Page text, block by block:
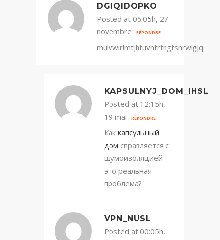
DGIQIDOPKO
Posted at 06:05h, 27
novembre
RÉPONDRE
mulvwirimtjhtuvhtrtngtsnrwlgjq
KAPSULNYJ_DOM_IHSL
Posted at 12:15h,
19 mai
RÉPONDRE
Как капсульный
дом справляется с
шумоизоляцией —
это реальная
проблема?
VPN_NUSL
Posted at 00:05h,